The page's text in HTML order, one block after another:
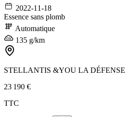
2022-11-18
Essence sans plomb
Automatique
135 g/km
STELLANTIS &YOU LA DÉFENSE
23 190 €
TTC